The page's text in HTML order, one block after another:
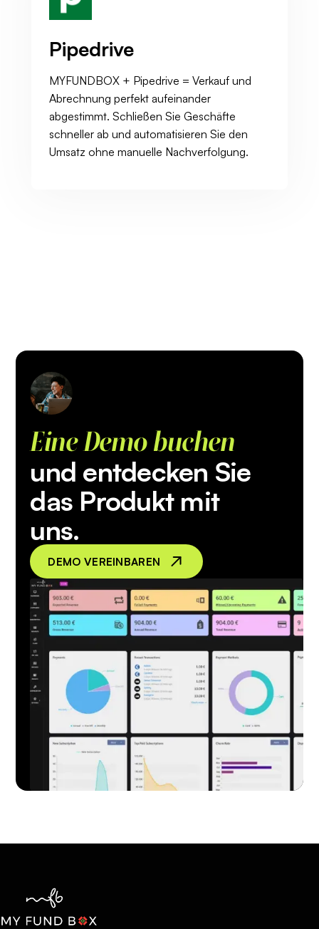
Pipedrive
MYFUNDBOX + Pipedrive = Verkauf und
Abrechnung perfekt aufeinander
abgestimmt. Schließen Sie Geschäfte
schneller ab und automatisieren Sie den
Umsatz ohne manuelle Nachverfolgung.
Eine Demo buchen
und entdecken Sie
das Produkt mit
uns.
DEMO VEREINBAREN